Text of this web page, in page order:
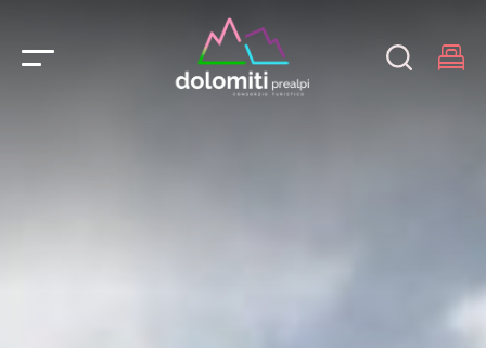
Main Navigation